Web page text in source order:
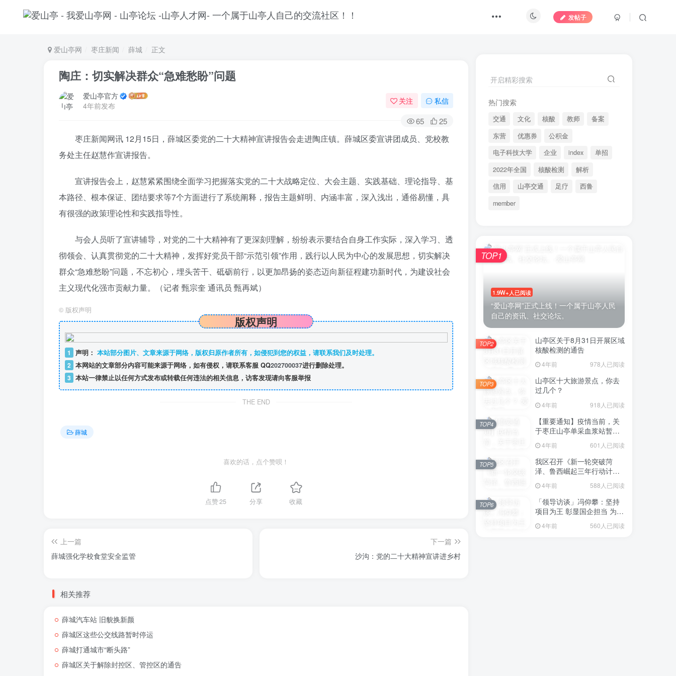
发帖子
爱山亭网 枣庄新闻 薛城 正文
陶庄：切实解决群众“急难愁盼”问题
爱山亭官方
4年前发布
关注 私信
65 25
枣庄新闻网讯 12月15日，薛城区委党的二十大精神宣讲报告会走进陶庄镇。薛城区委宣讲团成员、党校教
务处主任赵慧作宣讲报告。
宣讲报告会上，赵慧紧紧围绕全面学习把握落实党的二十大战略定位、大会主题、实践基础、理论指导、基
本路径、根本保证、团结要求等7个方面进行了系统阐释，报告主题鲜明、内涵丰富，深入浅出，通俗易懂，具
有很强的政策理论性和实践指导性。
与会人员听了宣讲辅导，对党的二十大精神有了更深刻理解，纷纷表示要结合自身工作实际，深入学习、透
彻领会、认真贯彻党的二十大精神，发挥好党员干部“示范引领”作用，践行以人民为中心的发展思想，切实解决
群众“急难愁盼”问题，不忘初心，埋头苦干、砥砺前行，以更加昂扬的姿态迈向新征程建功新时代，为建设社会
主义现代化强市贡献力量。（记者 甄宗奎 通讯员 甄再斌）
© 版权声明
版权声明
1 声明： 本站部分图片、文章来源于网络，版权归原作者所有，如侵犯到您的权益，请联系我们及时处理。
2 本网站的文章部分内容可能来源于网络，如有侵权，请联系客服 QQ202700037进行删除处理。
3 本站一律禁止以任何方式发布或转载任何违法的相关信息，访客发现请向客服举报
THE END
薛城
喜欢的话，点个赞呗！
点赞25 分享 收藏
上一篇
薛城强化学校食堂安全监管
下一篇
沙沟：党的二十大精神宣讲进乡村
相关推荐
薛城汽车站 旧貌换新颜
薛城区这些公交线路暂时停运
薛城打通城市“断头路”
薛城区关于解除封控区、管控区的通告
开启精彩搜索
热门搜索
交通 文化 核酸 教师
备案
东营
优惠券
公积金
电子科技大学
企业 index
单招
2022年全国
核酸检测
解析
信用
山亭交通 足疗
西鲁
member
1.9W+人已阅读
“爱山亭网”正式上线！一个属于山亭人民
自己的资讯、社交论坛。
TOP1
山亭区关于8月31日开展区域
核酸检测的通告
4年前 978人已阅读
TOP2
山亭区十大旅游景点，你去
过几个？
4年前 918人已阅读
TOP3
【重要通知】疫情当前，关
于枣庄山亭单采血浆站暂停
4年前 601人已阅读
TOP4
我区召开《新一轮突破菏
泽、鲁西崛起三年行动计划
意见稿）政策分析研判会议
4年前 588人已阅读
TOP5
「领导访谈」冯仰攀：坚持
项目为王 彰显国企担当 为全
点项目建设贡献“交发力量”
4年前 560人已阅读
TOP6